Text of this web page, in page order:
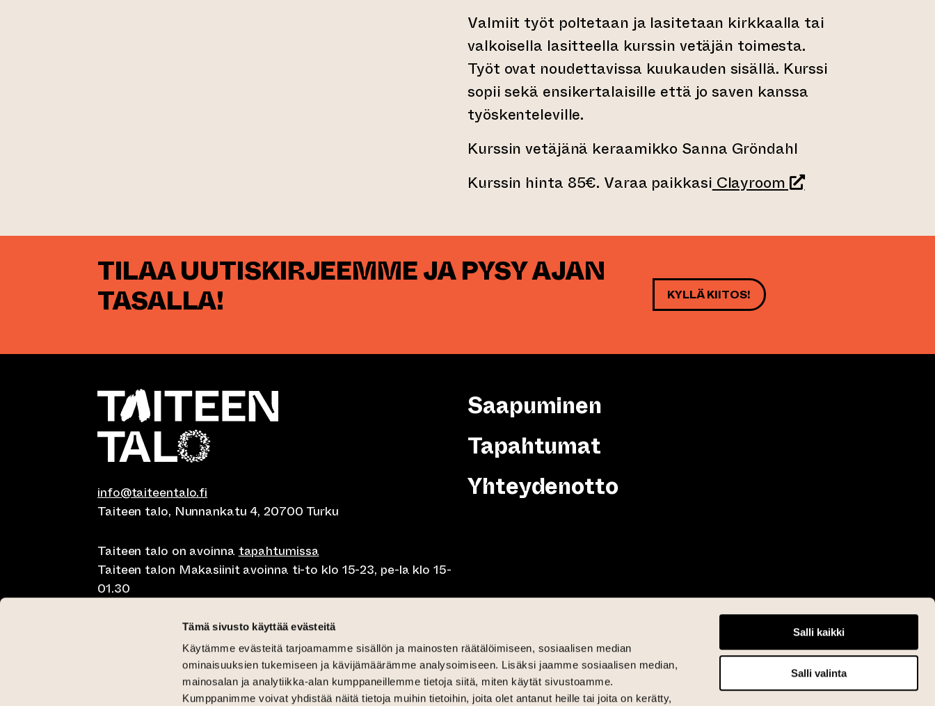
Tämä sivusto käyttää evästeitä
Käytämme evästeitä tarjoamamme sisällön ja mainosten räätälöimiseen, sosiaalisen median
ominaisuuksien tukemiseen ja kävijämäärämme analysoimiseen. Lisäksi jaamme sosiaalisen median,
mainosalan ja analytiikka-alan kumppaneillemme tietoja siitä, miten käytät sivustoamme.
Kumppanimme voivat yhdistää näitä tietoja muihin tietoihin, joita olet antanut heille tai joita on kerätty,
Salli kaikki
Salli valinta
Valmiit työt poltetaan ja lasitetaan kirkkaalla tai
valkoisella lasitteella kurssin vetäjän toimesta.
Työt ovat noudettavissa kuukauden sisällä. Kurssi
sopii sekä ensikertalaisille että jo saven kanssa
työskenteleville.
Kurssin vetäjänä keraamikko Sanna Gröndahl
Kurssin hinta 85€. Varaa paikkasi Clayroom(siirtyy toiseen
TILAA UUTISKIRJEEMME JA PYSY AJAN
TASALLA!
KYLLÄ KIITOS!
info@taiteentalo.fi
Taiteen talo, Nunnankatu 4, 20700 Turku
Taiteen talo on avoinna tapahtumissa
Taiteen talon Makasiinit avoinna ti-to klo 15-23, pe-la klo 15-
01.30
Café Elephanten su-ma klo 10-20, ti-to klo 10-23, pe-la klo 10-
Pegasus Taiteen talo ma-pe lounas klo 10.30-15, la lounas klo
11-15 ja brunssi su klo 11-15
Saapuminen
Tapahtumat
Yhteydenotto